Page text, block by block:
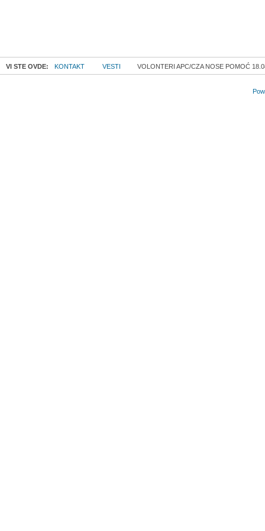
VI STE OVDE: KONTAKT VESTI VOLONTERI APC/CZA NOSE POMOĆ